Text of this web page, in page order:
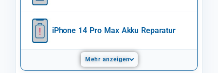
iPhone 14 Pro Max Akku Reparatur
Mehr anzeigen